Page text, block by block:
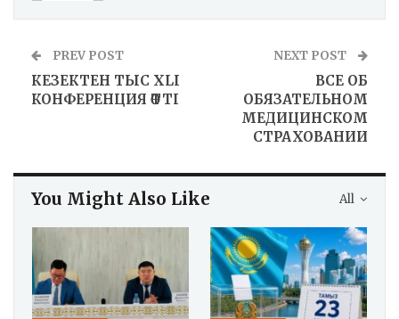
PREV POST
КЕЗЕКТЕН ТЫС ХLІ
КОНФЕРЕНЦИЯ ӨТТІ
NEXT POST
ВСЕ ОБ
ОБЯЗАТЕЛЬНОМ
МЕДИЦИНСКОМ
СТРАХОВАНИИ
All
You Might Also Like